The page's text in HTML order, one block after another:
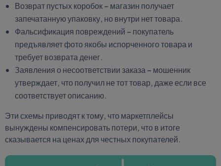
Возврат пустых коробок – магазин получает
запечатанную упаковку, но внутри нет товара.
Фальсификация повреждений – покупатель
предъявляет фото якобы испорченного товара и
требует возврата денег.
Заявления о несоответствии заказа – мошенник
утверждает, что получил не тот товар, даже если все
соответствует описанию.
Эти схемы приводят к тому, что маркетплейсы
вынуждены компенсировать потери, что в итоге
сказывается на ценах для честных покупателей.